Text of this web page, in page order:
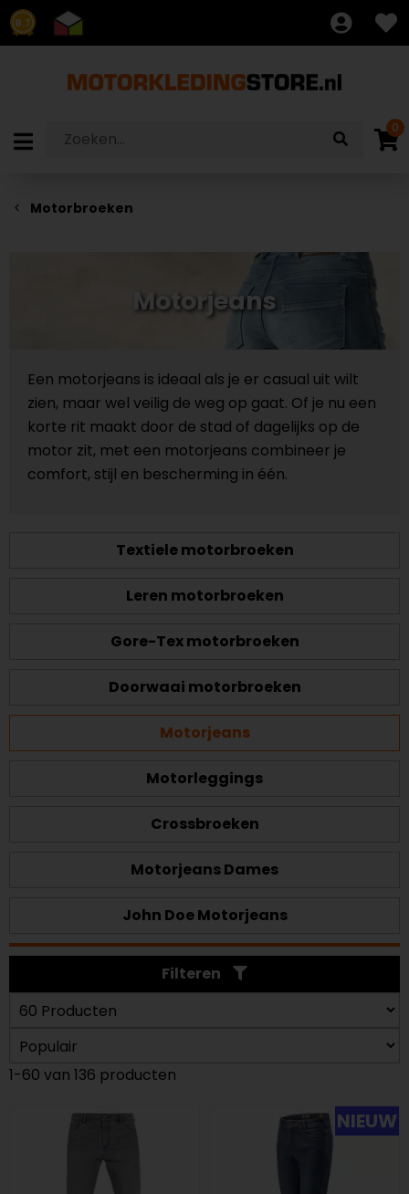
8.7
0
Motorbroeken
Motorjeans
Een motorjeans is ideaal als je er casual uit wilt
zien, maar wel veilig de weg op gaat. Of je nu een
korte rit maakt door de stad of dagelijks op de
motor zit, met een motorjeans combineer je
comfort, stijl en bescherming in één.
Textiele motorbroeken
Leren motorbroeken
Gore-Tex motorbroeken
Doorwaai motorbroeken
Motorjeans
Motorleggings
Crossbroeken
Motorjeans Dames
John Doe Motorjeans
Filteren
1-60 van 136 producten
NIEUW